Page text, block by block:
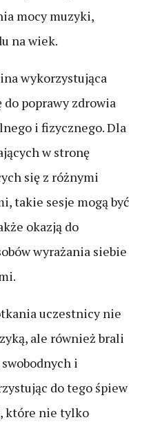
mocy muzyki,
na wiek.
wykorzystująca
poprawy zdrowia
i fizycznego. Dla
w stronę
się z różnymi
takie sesje mogą być
okazją do
wyrażania siebie
uczestnicy nie
ale również brali
i
do tego śpiew
które nie tylko